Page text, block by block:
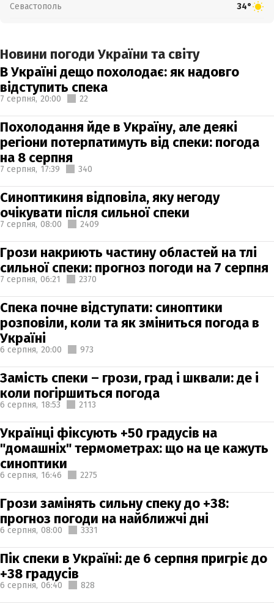
Севастополь 34°
Новини погоди України та світу
В Україні дещо похолодає: як надовго
відступить спека
7 серпня, 20:00 22
Похолодання йде в Україну, але деякі
регіони потерпатимуть від спеки: погода
на 8 серпня
7 серпня, 17:39 340
Синоптикиня відповіла, яку негоду
очікувати після сильної спеки
7 серпня, 08:00 2409
Грози накриють частину областей на тлі
сильної спеки: прогноз погоди на 7 серпня
7 серпня, 06:21 2370
Спека почне відступати: синоптики
розповіли, коли та як зміниться погода в
Україні
6 серпня, 20:00 973
Замість спеки – грози, град і шквали: де і
коли погіршиться погода
6 серпня, 18:53 2113
Українці фіксують +50 градусів на
"домашніх" термометрах: що на це кажуть
синоптики
6 серпня, 16:46 2275
Грози замінять сильну спеку до +38:
прогноз погоди на найближчі дні
6 серпня, 08:00 3331
Пік спеки в Україні: де 6 серпня пригріє до
+38 градусів
6 серпня, 06:40 828